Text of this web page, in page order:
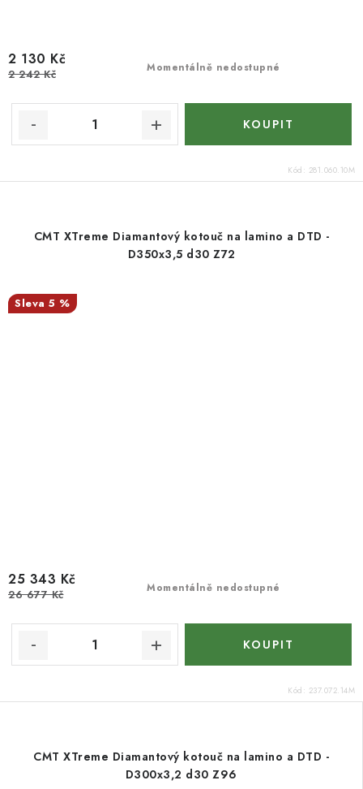
Momentálně nedostupné
2 130 Kč
2 242 Kč
Kód: 281.060.10M
CMT XTreme Diamantový kotouč na lamino a DTD -
D350x3,5 d30 Z72
5 %
Momentálně nedostupné
25 343 Kč
26 677 Kč
Kód: 237.072.14M
CMT XTreme Diamantový kotouč na lamino a DTD -
D300x3,2 d30 Z96